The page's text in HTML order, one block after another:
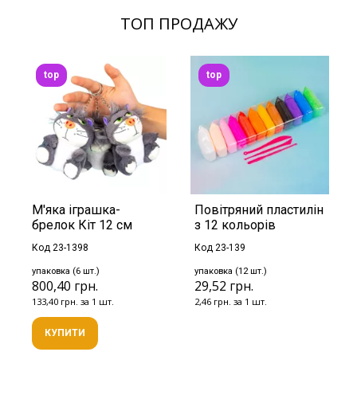
ТОП ПРОДАЖУ
М'яка іграшка-
брелок Кіт 12 см
Код 23-1398
упаковка (6 шт.)
800,40 грн.
133,40 грн. за 1 шт.
top
КУПИТИ
Повітряний пластилін
з 12 кольорів
Код 23-139
упаковка (12 шт.)
29,52 грн.
2,46 грн. за 1 шт.
top